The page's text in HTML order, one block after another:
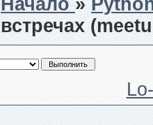
Начало»
встречах